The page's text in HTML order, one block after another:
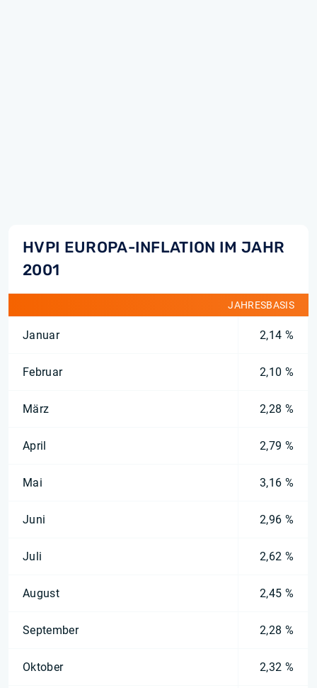
HVPI EUROPA-INFLATION IM JAHR
2001
JAHRESBASIS
Januar 2,14 %
Februar 2,10 %
März 2,28 %
April 2,79 %
Mai 3,16 %
Juni 2,96 %
Juli 2,62 %
August 2,45 %
September 2,28 %
Oktober 2,32 %